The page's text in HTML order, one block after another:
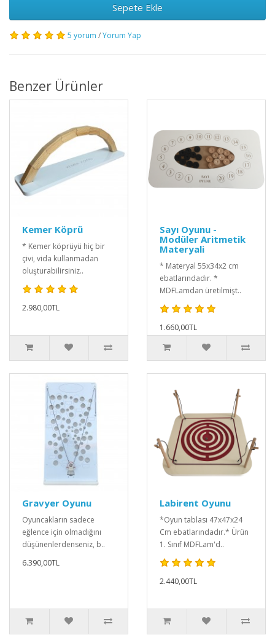
Sepete Ekle
5 yorum /Yorum Yap
Benzer Ürünler
Kemer Köprü
* Kemer köprüyü hiç bir
çivi, vida kullanmadan
oluşturabilirsiniz..
2.980,00TL
Sayı Oyunu -
Modüler Aritmetik
Materyali
* Materyal 55x34x2 cm
ebatlarındadır. *
MDFLamdan üretilmişt..
1.660,00TL
Gravyer Oyunu
Oyuncakların sadece
eğlence için olmadığını
düşünenlerdenseniz, b..
6.390,00TL
Labirent Oyunu
*Oyun tablası 47x47x24
Cm ebatlarındadır.* Ürün
1. Sınıf MDFLam'd..
2.440,00TL